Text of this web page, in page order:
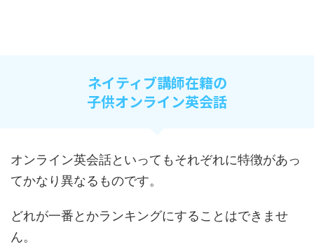
ネイティブ講師在籍の
子供オンライン英会話
オンライン英会話といってもそれぞれに特徴があっ
てかなり異なるものです。
どれが一番とかランキングにすることはできませ
ん。